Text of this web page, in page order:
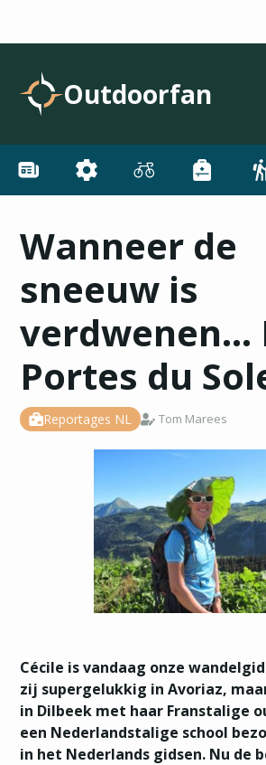
Outdoorfan
Wanneer de
sneeuw is
verdwenen…
Portes du
Reportages NL Tom Marees
Cécile is vandaag onze
zij supergelukkig in Avoriaz,
in Dilbeek met haar Franstalige
een Nederlandstalige school
in het Nederlands gidsen. Nu de